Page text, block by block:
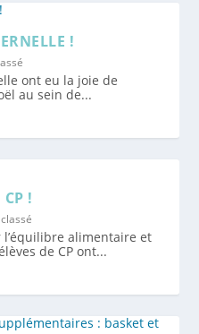
!
ont eu la joie de
au sein de...
!
alimentaire et
de CP ont...